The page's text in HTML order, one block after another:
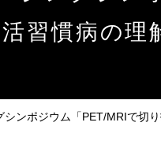
習慣病の
ンポジウム「PET/MRIで切